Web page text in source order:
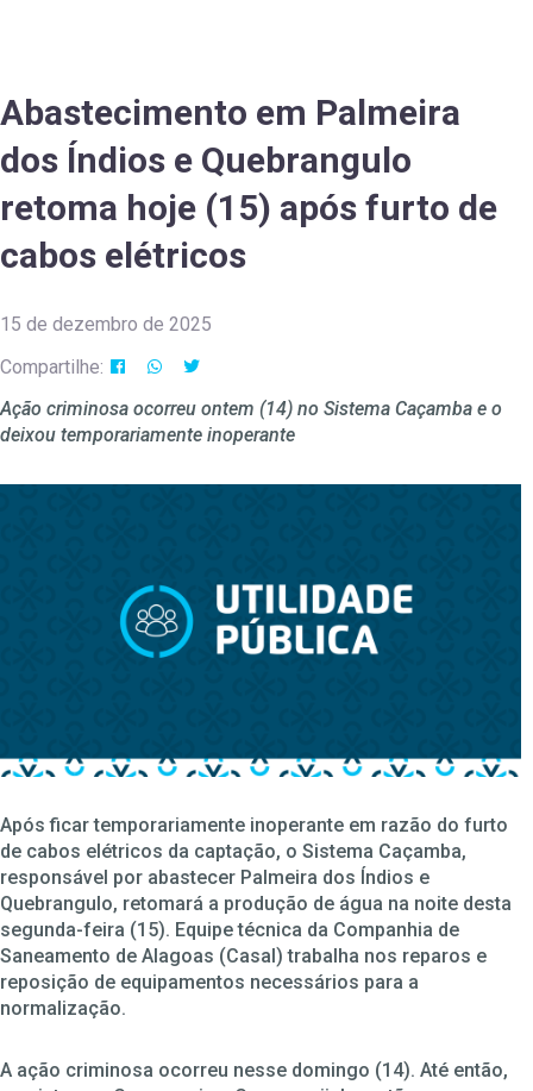
Abastecimento em Palmeira
dos Índios e Quebrangulo
retoma hoje (15) após furto de
cabos elétricos
15 de dezembro de 2025
Compartilhe:
Ação criminosa ocorreu ontem (14) no Sistema Caçamba e o
deixou temporariamente inoperante
Após ficar temporariamente inoperante em razão do furto
de cabos elétricos da captação, o Sistema Caçamba,
responsável por abastecer Palmeira dos Índios e
Quebrangulo, retomará a produção de água na noite desta
segunda-feira (15). Equipe técnica da Companhia de
Saneamento de Alagoas (Casal) trabalha nos reparos e
reposição de equipamentos necessários para a
normalização.
A ação criminosa ocorreu nesse domingo (14). Até então,